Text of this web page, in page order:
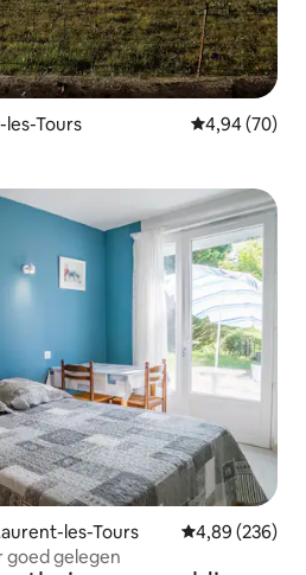
les-Tours Gemiddelde
4,94 (70)
les-Tours Gemiddelde
4,89 (236)
goed gelegen